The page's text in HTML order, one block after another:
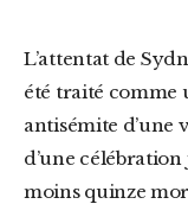
L’attentat de Sydney, le 14 décembre 2025, a d’abord
été traité comme
antisémite d’une
d’une
moins quinze